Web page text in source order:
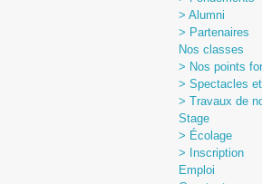
> Alumni
> Partenaires
Nos classes
> Nos points
> Spectacles
> Travaux de
Stage
> Écolage
> Inscription
Emploi